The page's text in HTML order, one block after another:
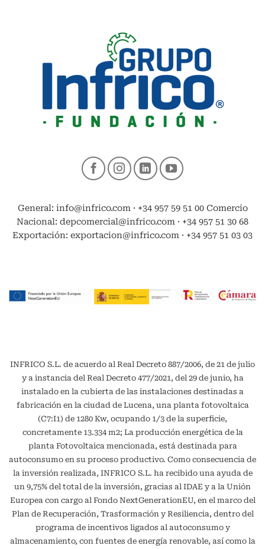
General: info@infrico.com · +34 957 59 51 00 Comercio
Nacional: depcomercial@infrico.com · +34 957 51 30 68
Exportación: exportacion@infrico.com · +34 957 51 03 03
INFRICO S.L. de acuerdo al Real Decreto 887/2006, de 21 de julio
y a instancia del Real Decreto 477/2021, del 29 de junio, ha
instalado en la cubierta de las instalaciones destinadas a
fabricación en la ciudad de Lucena, una planta fotovoltaica
(C7:I1) de 1280 Kw, ocupando 1/3 de la superficie,
concretamente 13.334 m2; La producción energética de la
planta Fotovoltaica mencionada, está destinada para
autoconsumo en su proceso productivo. Como consecuencia de
la inversión realizada, INFRICO S.L. ha recibido una ayuda de
un 9,75% del total de la inversión, gracias al IDAE y a la Unión
Europea con cargo al Fondo NextGenerationEU, en el marco del
Plan de Recuperación, Trasformación y Resiliencia, dentro del
programa de incentivos ligados al autoconsumo y
almacenamiento, con fuentes de energía renovable, así como la